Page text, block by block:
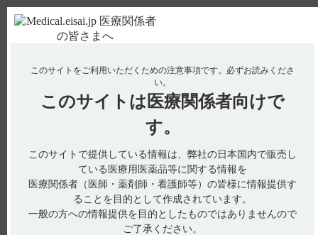
使用期限検索 Drug Information
No : 450
【エラスチーム】 食事の影響について教えてく
【エラスチーム】
食事の影響について教えてください。
このサイトをご利用いただくための注意事項です。 必ずお読みくださ
い。
このサイトは 医療関係者向けで
す。
このサイトで提供している情報は、弊社の日本国内で販売し
ている医療用医薬品等に関する情報を
医療関係者（医師・薬剤師・看護師等）の皆様に情報提供す
ることを目的として作成されています。
一般の方への情報提供を目的としたものではありませんので
ご了承ください。